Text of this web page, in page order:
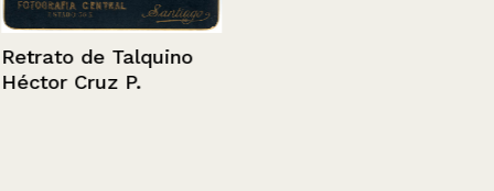
Retrato de Talquino
Héctor Cruz P.